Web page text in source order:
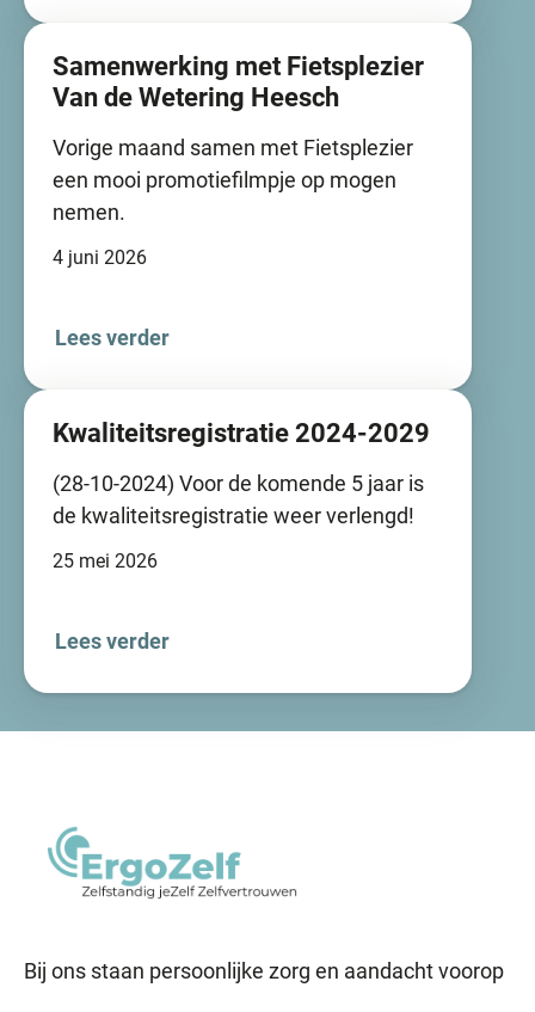
Samenwerking met Fietsplezier
Van de Wetering Heesch
4 juni 2026
Vorige maand samen met Fietsplezier
een mooi promotiefilmpje op mogen
nemen.
Lees verder
Kwaliteitsregistratie 2024-2029
25 mei 2026
(28-10-2024) Voor de komende 5 jaar is
de kwaliteitsregistratie weer verlengd!
Lees verder
Bij ons staan persoonlijke zorg en aandacht voorop